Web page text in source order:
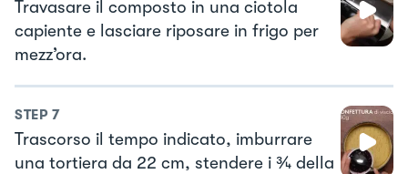
Travasare il composto in una ciotola
capiente e lasciare riposare in frigo per
mezz’ora.
STEP 7
Trascorso il tempo indicato, imburrare
una tortiera da 22 cm, stendere i ¾ della